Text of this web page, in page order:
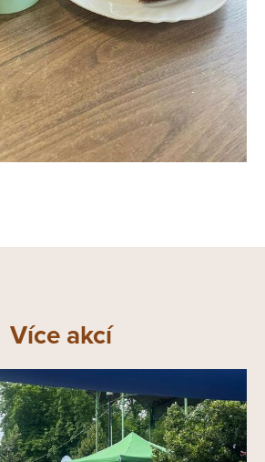
Více akcí